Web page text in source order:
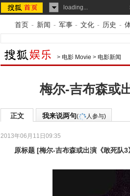
loading...
首页 - 新闻 - 军事 - 文化 - 历史 -
> 电影 Movie > 电影新闻
梅尔-吉布森或
正文 我来说两句( 人参与)
2013年06月11日09:35
原标题 [梅尔-吉布森或出演《敢死队